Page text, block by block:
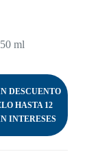
ml
DESCUENTO
HASTA 12
INTERESES